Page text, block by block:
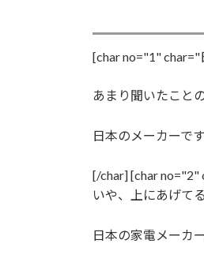
[char no="1"
あまり聞いたこと
日本のメーカーで
[/char] [char
いや、上にあげて
日本の家電メーカ